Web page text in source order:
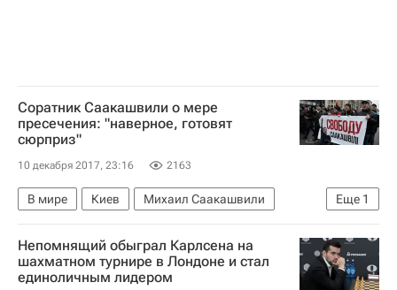
Соратник Саакашвили о мере
пресечения: "наверное, готовят
сюрприз"
10 декабря 2017, 23:16 2163
Еще 1
В мире Киев
Михаил Саакашвили
Уголовное дело против Саакашвили на Украине
Непомнящий обыграл Карлсена на
шахматном турнире в Лондоне и стал
единоличным лидером